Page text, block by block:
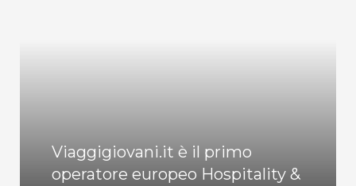
Viaggigiovani.it è il primo
operatore europeo Hospitality &